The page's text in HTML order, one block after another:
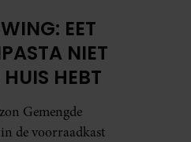
EET
NIET
HEBT
Gemengde
de voorraadkast